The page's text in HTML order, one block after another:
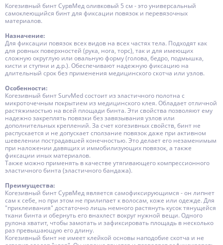
Когезивный бинт СурвМед оливковый 5 см - это универсальный
самоклеющийся бинт для фиксации повязок и перевязочных
материалов.
Назначение:
Для фиксации повязок всех видов на всех частях тела. Подходят как
для ровных поверхностей (рука, нога, торс), так и для имеющих
сложную округлую или овальную форму (голова, бедро, подмышка,
кисти и ступни и д.р.). Обеспечивают надежную фиксацию на
длительный срок без применения медицинского скотча или узлов.
Особенности:
Когезивный бинт SurvMed cостоит из эластичного полотна с
микроточечным покрытием из медицинского клея. Обладает отличной
растяжимостью на всей площади бинта. Эти свойства позволяют ему
надежно закреплять повязки без завязывания узлов или
дополнительных креплений. За счет когезивных свойств, бинт не
распускается и не допускает сползание повязок даже при активном
шевелении пострадавшей конечностью. Это делает его незаменимым
при наложении давящих и иммобилизующих повязок, а также
фиксации иных материалов.
Также можно применять в качестве утягивающего компрессионного
эластичного бинта (эластичного бандажа).
Преимущества:
Когезивный бинт СурвМед является самофиксирующимся - он липнет
сам к себе, но при этом не прилипает к волосам, коже или одежде. Для
"приклеивания" достаточно лишь немного растянуть кусок тянущейся
ткани бинта и обернуть его внахлест вокруг нужной вещи. Одного
рулона хватит, чтобы замотать и зафиксировать площадь в несколько
раз превышающую его длину.
Когезивный бинт не имеет клейкой основы наподобие скотча и не